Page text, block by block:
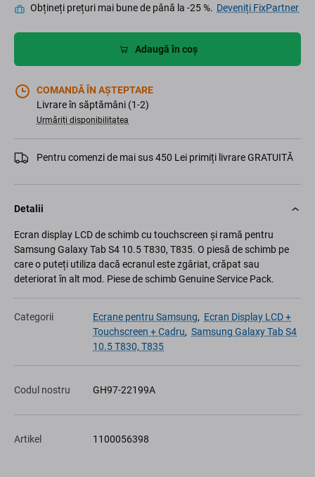
Obțineți prețuri mai bune de până la -25 %. Deveniți FixPartner
Adaugă în coș
COMANDĂ ÎN AȘTEPTARE
Livrare în săptămâni (1-2)
Urmăriți disponibilitatea
Pentru comenzi de mai sus 450 Lei primiți livrare GRATUITĂ
Detalii
Ecran display LCD de schimb cu touchscreen și ramă pentru
Samsung Galaxy Tab S4 10.5 T830, T835. O piesă de schimb pe
care o puteți utiliza dacă ecranul este zgâriat, crăpat sau
deteriorat în alt mod. Piese de schimb Genuine Service Pack.
Categorii Ecrane pentru Samsung, Ecran Display LCD +
Touchscreen + Cadru, Samsung Galaxy Tab S4
10.5 T830, T835
Codul nostru GH97-22199A
Artikel 1100056398